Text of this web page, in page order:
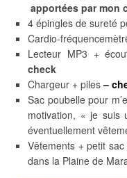
apportées par mon
4 épingles de sureté
Cardio-
Lecteur MP3 +
check
Chargeur + piles–
Sac poubelle pour
motivation, « je suis
éventuellement
Vêtements + petit
dans la Plaine de